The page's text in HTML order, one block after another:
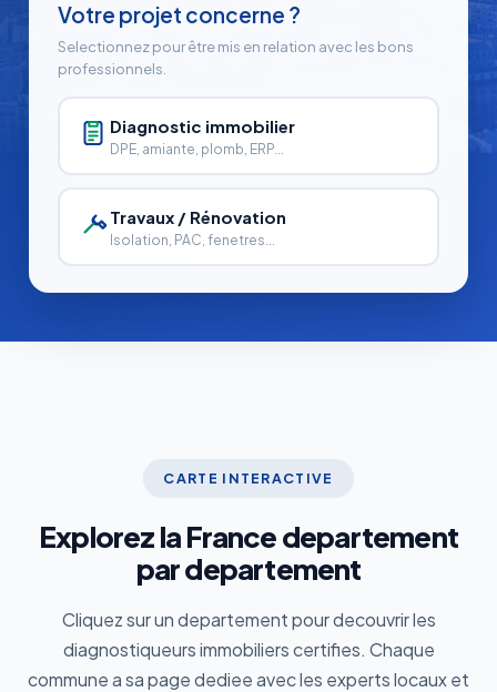
Votre projet concerne ?
Selectionnez pour être mis en relation avec les bons
professionnels.
Diagnostic immobilier
DPE, amiante, plomb, ERP...
Travaux / Rénovation
Isolation, PAC, fenetres...
CARTE INTERACTIVE
Explorez la France departement
par departement
Cliquez sur un departement pour decouvrir les
diagnostiqueurs immobiliers certifies. Chaque
commune a sa page dediee avec les experts locaux et